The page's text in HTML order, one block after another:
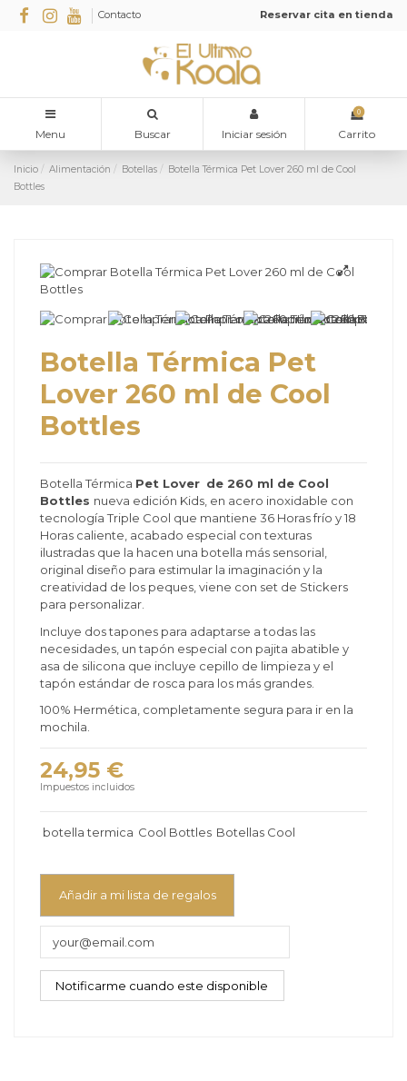
Contacto Reservar cita en tienda
Menu Buscar Iniciar sesión
0
Carrito
Inicio Alimentación Botellas
Botella Térmica Pet Lover 260 ml de Cool
Bottles
Botella Térmica Pet
Lover 260 ml de Cool
Bottles
Botella Térmica Pet Lover de 260 ml de Cool
Bottles nueva edición Kids, en acero inoxidable con
tecnología Triple Cool que mantiene 36 Horas frío y 18
Horas caliente, acabado especial con texturas
ilustradas que la hacen una botella más sensorial,
original diseño para estimular la imaginación y la
creatividad de los peques, viene con set de Stickers
para personalizar.
Incluye dos tapones para adaptarse a todas las
necesidades, un tapón especial con pajita abatible y
asa de silicona que incluye cepillo de limpieza y el
tapón estándar de rosca para los más grandes.
100% Hermética, completamente segura para ir en la
mochila.
24,95 €
Impuestos incluidos
botella termica Cool Bottles Botellas Cool
Añadir a mi lista de regalos